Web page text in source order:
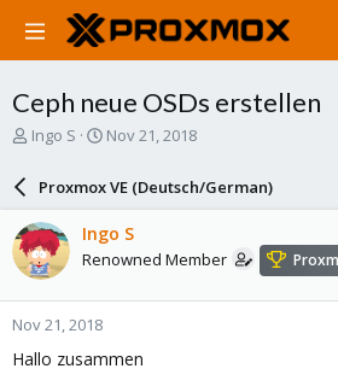
Ceph neue OSDs erstellen
T
a
d
s
t
a
r
t
e
Ingo S
S
a
r
d
a
e
Nov 21, 2018
Proxmox VE (Deutsch/German)
Ingo S
Renowned Member
Nov 21, 2018
Hallo zusammen